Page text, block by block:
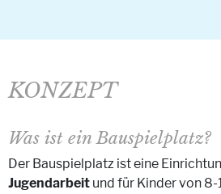
KONZEPT
Was ist ein Bauspielplatz?
Der Bauspielplatz ist eine
Jugendarbeit und für Kinder von